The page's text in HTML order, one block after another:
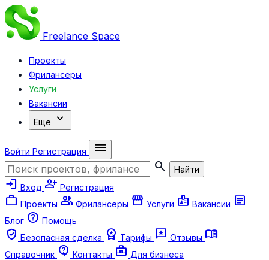
Freelance Space
Проекты
Фрилансеры
Услуги
Вакансии
Ещё expand_more
Войти Регистрация
menu
search
Найти
login Вход person_add Регистрация
work Проекты group Фрилансеры storefront Услуги badge Вакансии article
Блог help Помощь
verified_user Безопасная сделка workspace_premium Тарифы reviews Отзывы menu_book
Справочник contact_support Контакты business_center Для бизнеса